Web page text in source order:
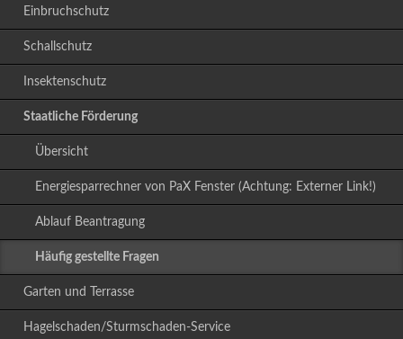
Einbruchschutz
Schallschutz
Insektenschutz
Staatliche Förderung
Übersicht
Energiesparrechner von PaX Fenster (Achtung: Externer Link!)
Ablauf Beantragung
Häufig gestellte Fragen
Garten und Terrasse
Hagelschaden/Sturmschaden-Service